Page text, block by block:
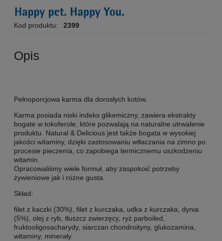
Kod produktu: 2399
Opis
Pełnoporcjowa karma dla dorosłych kotów.
Karma posiada niski indeks glikemiczny, zawiera ekstrakty
bogate w tokoferole, które pozwalają na naturalne utrwalenie
produktu. Natural & Delicious jest także bogata w wysokiej
jakości witaminy, dzięki zastosowaniu wtłaczania na zimno po
procesie pieczenia, co zapobiega termicznemu uszkodzeniu
witamin.
Opracowaliśmy wiele formuł, aby zaspokoić potrzeby
żywieniowe jak i różne gusta.
Skład:
filet z kaczki (30%), filet z kurczaka, udka z kurczaka, dynia
(5%), olej z ryb, tłuszcz zwierzęcy, ryż parboiled,
fruktooligosacharydy, siarczan chondroityny, glukozamina,
witaminy, minerały.